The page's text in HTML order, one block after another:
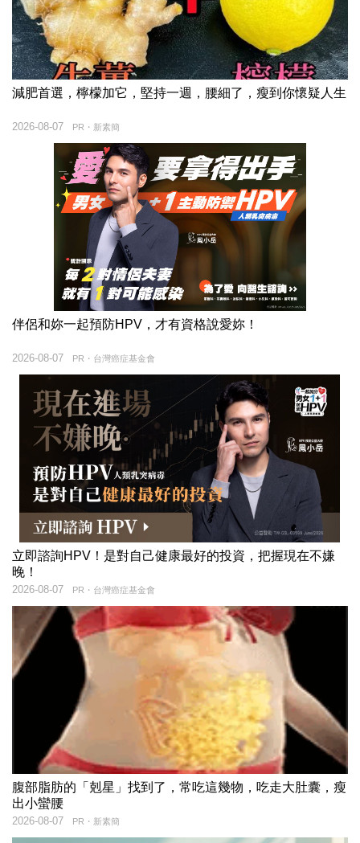
減肥首選，檸檬加它，堅持一週，腰細了，瘦到你懷疑人生
PR・新素簡
2026-08-07
伴侶和妳一起預防HPV，才有資格說愛妳！
PR・台灣癌症基金會
2026-08-07
立即諮詢HPV！是對自己健康最好的投資，把握現在不嫌
晚！
PR・台灣癌症基金會
2026-08-07
腹部脂肪的「剋星」找到了，常吃這幾物，吃走大肚囊，瘦
出小蠻腰
PR・新素簡
2026-08-07